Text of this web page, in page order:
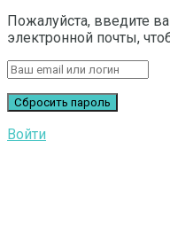
Пожалуйста, введите
электронной почты,
Войти